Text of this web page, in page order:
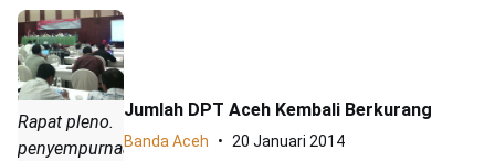
Rapat pleno.
penyempurnaan
Jumlah DPT Aceh Kembali Berkurang
Banda Aceh 20 Januari 2014